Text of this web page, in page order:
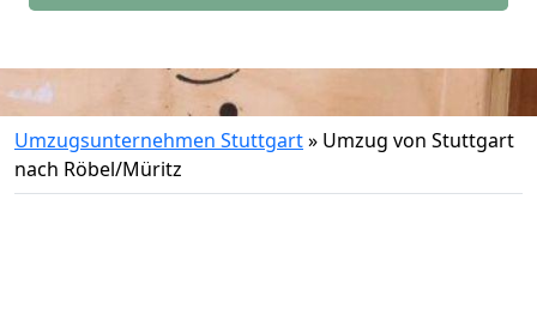
Umzugsunternehmen Stuttgart» Umzug von Stuttgart
nach Röbel/Müritz